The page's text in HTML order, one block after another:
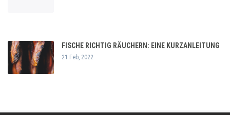
FISCHE RICHTIG RÄUCHERN: EINE KURZANLEITUNG
21 Feb, 2022